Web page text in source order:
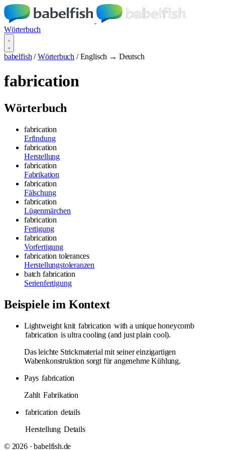
Wörterbuch
babelfish / Wörterbuch / Englisch → Deutsch
fabrication
Wörterbuch
fabrication
Erfindung
fabrication
Herstellung
fabrication
Fabrikation
fabrication
Fälschung
fabrication
Lügenmärchen
fabrication
Fertigung
fabrication
Vorfertigung
fabrication tolerances
Herstellungstoleranzen
batch fabrication
Serienfertigung
Beispiele im Kontext
Lightweight knit fabrication with a unique honeycomb
fabrication is ultra cooling (and just plain cool).
Das leichte Strickmaterial mit seiner einzigartigen
Wabenkonstruktion sorgt für angenehme Kühlung.
Pays fabrication
Zahlt Fabrikation
fabrication details
Herstellung Details
© 2026 · babelfish.de